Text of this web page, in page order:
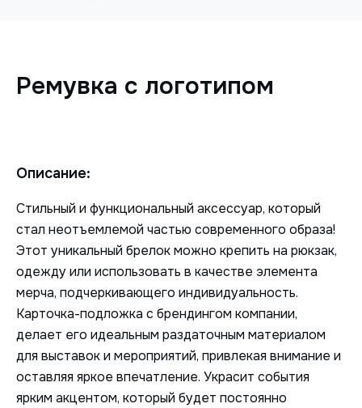
Ремувка с логотипом
Описание:
Стильный и функциональный аксессуар, который
стал неотъемлемой частью современного образа!
Этот уникальный брелок можно крепить на рюкзак,
одежду или использовать в качестве элемента
мерча, подчеркивающего индивидуальность.
Карточка-подложка с брендингом компании,
делает его идеальным раздаточным материалом
для выставок и мероприятий, привлекая внимание и
оставляя яркое впечатление. Украсит события
ярким акцентом, который будет постоянно